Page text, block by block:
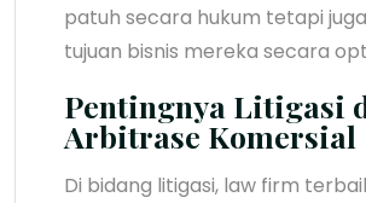
patuh secara hukum tetapi
tujuan bisnis mereka secara
Pentingnya Litigasi
Arbitrase Komersial
Di bidang litigasi, law firm